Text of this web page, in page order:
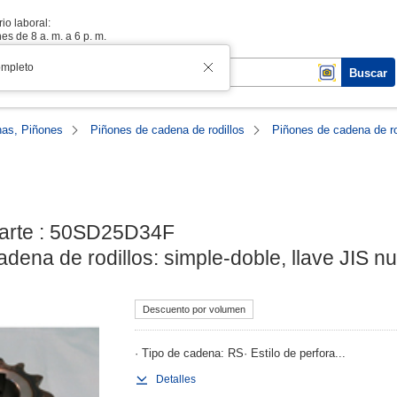
laboral:
de 8 a. m. a 6 p. m.
Buscar
Piñones Piñones de cadena de rodillos Piñones de cadena de
: 50SD25D34F
de rodillos: simple-doble, llave JIS
Descuento por volumen
· Tipo de cadena: RS· Estilo de perfora...
Detalles